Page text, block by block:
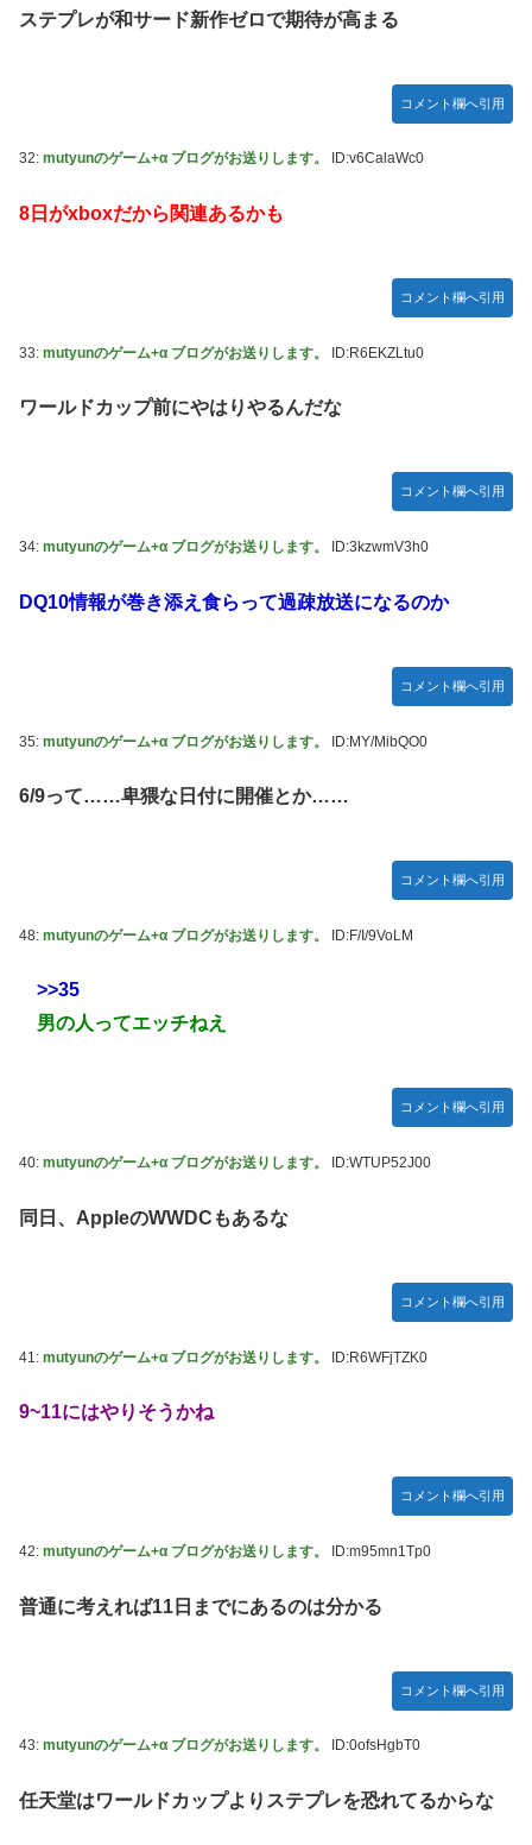
ステプレが和サード新作ゼロで期待が高まる
コメント欄へ引用
32: mutyunのゲーム+α ブログがお送りします。 ID:v6CalaWc0
8日がxboxだから関連あるかも
コメント欄へ引用
33: mutyunのゲーム+α ブログがお送りします。 ID:R6EKZLtu0
ワールドカップ前にやはりやるんだな
コメント欄へ引用
34: mutyunのゲーム+α ブログがお送りします。 ID:3kzwmV3h0
DQ10情報が巻き添え食らって過疎放送になるのか
コメント欄へ引用
35: mutyunのゲーム+α ブログがお送りします。 ID:MY/MibQO0
6/9って……卑猥な日付に開催とか……
コメント欄へ引用
48: mutyunのゲーム+α ブログがお送りします。 ID:F/I/9VoLM
>>35
男の人ってエッチねえ
コメント欄へ引用
40: mutyunのゲーム+α ブログがお送りします。 ID:WTUP52J00
同日、AppleのWWDCもあるな
コメント欄へ引用
41: mutyunのゲーム+α ブログがお送りします。 ID:R6WFjTZK0
9~11にはやりそうかね
コメント欄へ引用
42: mutyunのゲーム+α ブログがお送りします。 ID:m95mn1Tp0
普通に考えれば11日までにあるのは分かる
コメント欄へ引用
43: mutyunのゲーム+α ブログがお送りします。 ID:0ofsHgbT0
任天堂はワールドカップよりステプレを恐れてるからな